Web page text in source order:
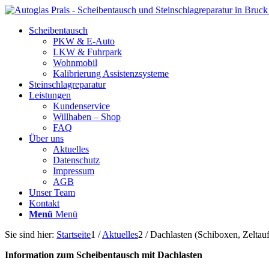
Scheibentausch
PKW & E-Auto
LKW & Fuhrpark
Wohnmobil
Kalibrierung Assistenzsysteme
Steinschlagreparatur
Leistungen
Kundenservice
Willhaben – Shop
FAQ
Über uns
Aktuelles
Datenschutz
Impressum
AGB
Unser Team
Kontakt
Menü Menü
Sie sind hier: Startseite1 / Aktuelles2 / Dachlasten (Schiboxen,
Information zum Scheibentausch mit Dachlasten